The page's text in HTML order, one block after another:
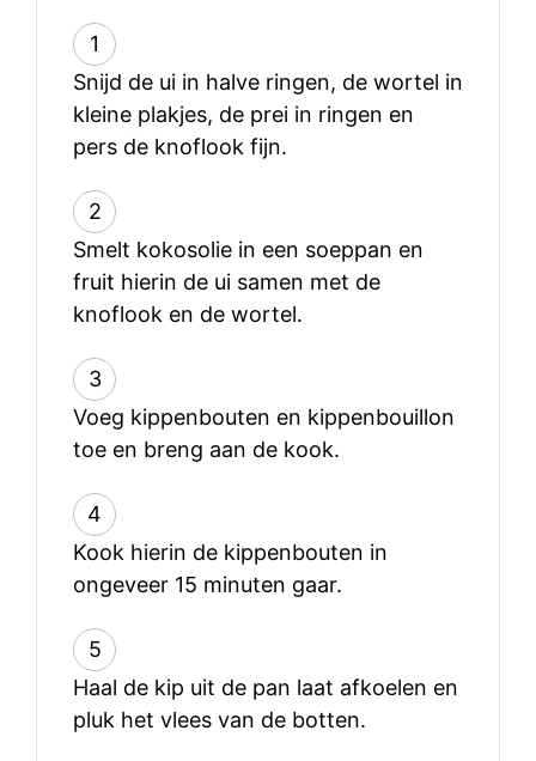
1
Snijd de ui in halve ringen, de wortel in
kleine plakjes, de prei in ringen en
pers de knoflook fijn.
2
Smelt kokosolie in een soeppan en
fruit hierin de ui samen met de
knoflook en de wortel.
3
Voeg kippenbouten en kippenbouillon
toe en breng aan de kook.
4
Kook hierin de kippenbouten in
ongeveer 15 minuten gaar.
5
Haal de kip uit de pan laat afkoelen en
pluk het vlees van de botten.